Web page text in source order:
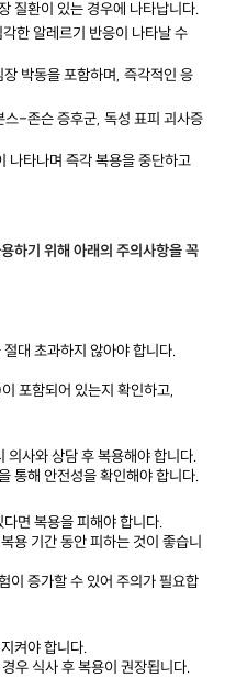
질환이 있는 경우에 나타납니다.
한 알레르기 반응이 나타날 수
박동을 포함하며, 즉각적인 응
스-존슨 증후군, 독성 표피 괴사증
나타나며 즉각 복용을 중단하고
하기 위해 아래의 주의사항을 꼭
대 초과하지 않아야 합니다.
포함되어 있는지 확인하고,
의사와 상담 후 복용해야 합니다.
통해 안전성을 확인해야 합니다.
면 복용을 피해야 합니다.
용 기간 동안 피하는 것이 좋습니
이 증가할 수 있어 주의가 필요합
켜야 합니다.
우 식사 후 복용이 권장됩니다.